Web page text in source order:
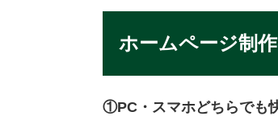
ホームページ制
①PC・スマホどちらでも